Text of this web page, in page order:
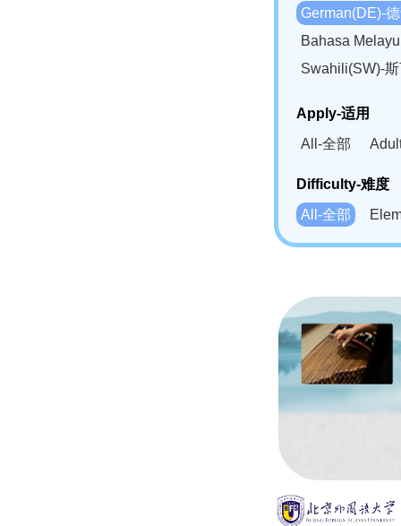
German(DE)-
Bahasa
Swahili(SW)-
Apply-适用
All-全部
Difficulty-难度
All-全部